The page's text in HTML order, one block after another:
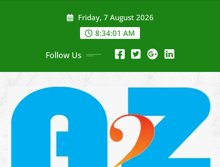
Friday, 7 August 2026
8:34:03 AM
Follow Us